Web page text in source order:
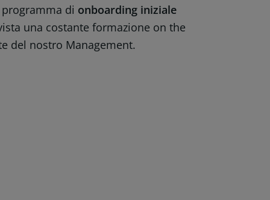
di onboarding iniziale
una costante formazione on the
del nostro Management.